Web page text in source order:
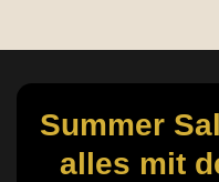
Summer
alles mit